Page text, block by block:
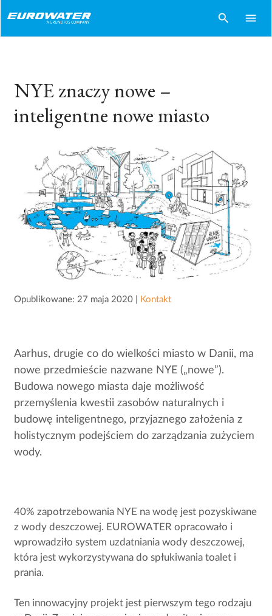
search menu
NYE znaczy nowe –
inteligentne nowe miasto
Opublikowane: 27 maja 2020 | Kontakt
Aarhus, drugie co do wielkości miasto w Danii, ma
nowe przedmieście nazwane NYE („nowe”).
Budowa nowego miasta daje możliwość
przemyślenia kwestii zasobów naturalnych i
budowę inteligentnego, przyjaznego założenia z
holistycznym podejściem do zarządzania zużyciem
wody.
40% zapotrzebowania NYE na wodę jest pozyskiwane
z wody deszczowej. EUROWATER opracowało i
wprowadziło system uzdatniania wody deszczowej,
która jest wykorzystywana do spłukiwania toalet i
prania.
Ten innowacyjny projekt jest pierwszym tego rodzaju